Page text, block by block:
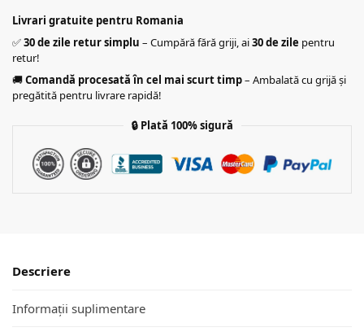
Livrari gratuite pentru Romania
✅30 de zile retur simplu – Cumpără fără griji, ai30 de zile pentru
retur!
🚚Comandă procesată în cel mai scurt timp– Ambalată cu grijă și
pregătită pentru livrare rapidă!
🔒 Plată 100% sigură
Descriere
Informații suplimentare